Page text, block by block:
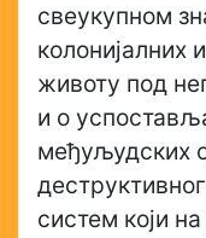
свеукупном
колонијалних
животу под
и о
међуљудских
систем који